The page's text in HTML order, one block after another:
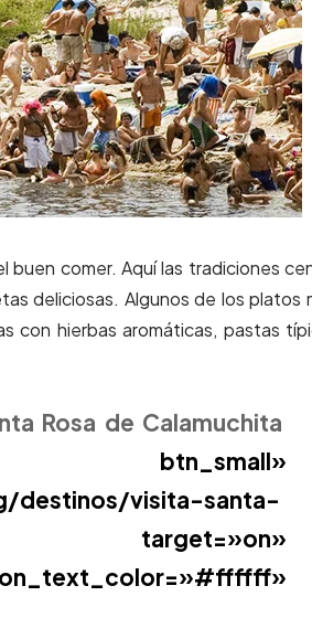
comer. Aquí las tradiciones
deliciosas. Algunos de los platos
con hierbas aromáticas, pastas
Rosa de Calamuchita
btn_small»
destinos/visita-santa-
target=»on»